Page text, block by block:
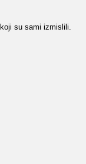
su sami izmislili.